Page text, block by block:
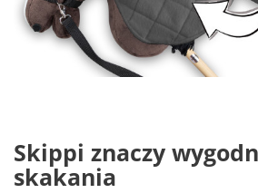
Skippi znaczy
skakania